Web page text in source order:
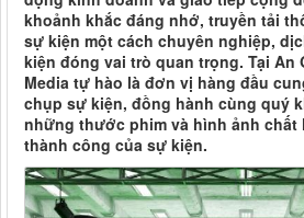
khoảnh khắc đáng nhớ, truyền tải
sự kiện một cách chuyên nghiệp,
kiện đóng vai trò quan trọng. Tại An
Media tự hào là đơn vị hàng đầu
chụp sự kiện, đồng hành cùng quý
những thước phim và hình ảnh chất
thành công của sự kiện.